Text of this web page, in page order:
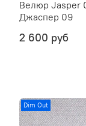
Велюр Jasper
Джаспер 09
2 600 руб
Dim Out